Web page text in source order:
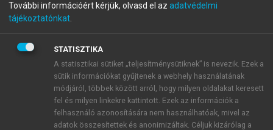
A regisztráció után apróbaidőszakautomatikusan
BELÉPÉS SAJÁT FIÓKKAL
ÚJ FIÓK LÉTREHOZÁSA
1 óra díjmentes hozzáférés
További információért kérjük, olvasd el az adatvédelmi
tájékoztatónkat
STATISZTIKA
A statisztikai sütiket „teljesítménysütiknek” is nevezik. Ezek a
sütik információkat gyűjtenek a webhely használatának
módjáról, többek között arról, hogy milyen oldalakat keresett
fel és milyen linkekre kattintott. Ezek az információk a
felhasználó azonosítására nem használhatóak, mivel az
adatok összesítettek és anonimizáltak. Céljuk kizárólag a